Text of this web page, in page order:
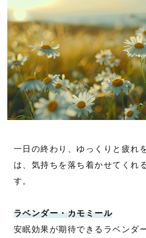
一日の終わり、ゆっくりと疲れ
は、気持ちを落ち着かせてくれ
す。
ラベンダー・カモミール
安眠効果が期待できるラベンダ